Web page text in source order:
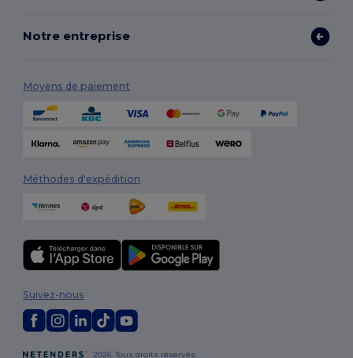
Notre entreprise
Moyens de paiement
Méthodes d'expédition
2026. Tous droits réservés
Suivez-nous